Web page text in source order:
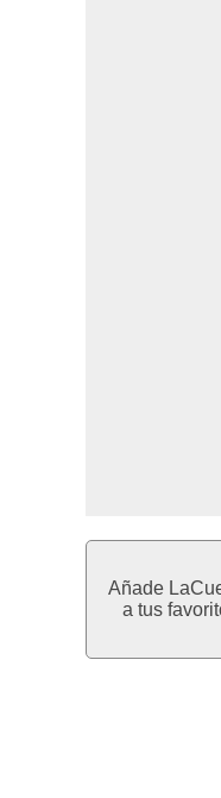
Añade
a tus